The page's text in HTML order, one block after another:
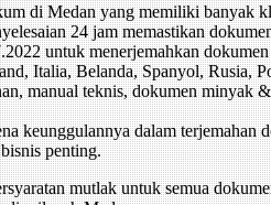
di Medan yang memiliki
24 jam memastikan
untuk menerjemahkan dokumen
Italia, Belanda, Spanyol, Rusia,
manual teknis, dokumen minyak
keunggulannya dalam
penting.
mutlak untuk semua